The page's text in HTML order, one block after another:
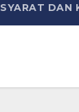
SYARAT DAN